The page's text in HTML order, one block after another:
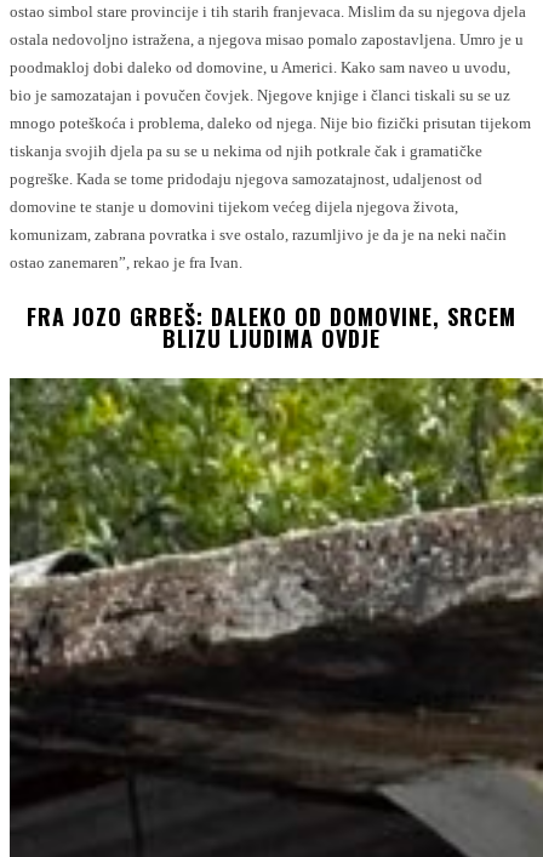
ostao simbol stare provincije i tih starih franjevaca. Mislim da su njegova djela
ostala nedovoljno istražena, a njegova misao pomalo zapostavljena. Umro je u
poodmakloj dobi daleko od domovine, u Americi. Kako sam naveo u uvodu,
bio je samozatajan i povučen čovjek. Njegove knjige i članci tiskali su se uz
mnogo poteškoća i problema, daleko od njega. Nije bio fizički prisutan tijekom
tiskanja svojih djela pa su se u nekima od njih potkrale čak i gramatičke
pogreške. Kada se tome pridodaju njegova samozatajnost, udaljenost od
domovine te stanje u domovini tijekom većeg dijela njegova života,
komunizam, zabrana povratka i sve ostalo, razumljivo je da je na neki način
ostao zanemaren”, rekao je fra Ivan.
FRA JOZO GRBEŠ: DALEKO OD DOMOVINE, SRCEM
BLIZU LJUDIMA OVDJE